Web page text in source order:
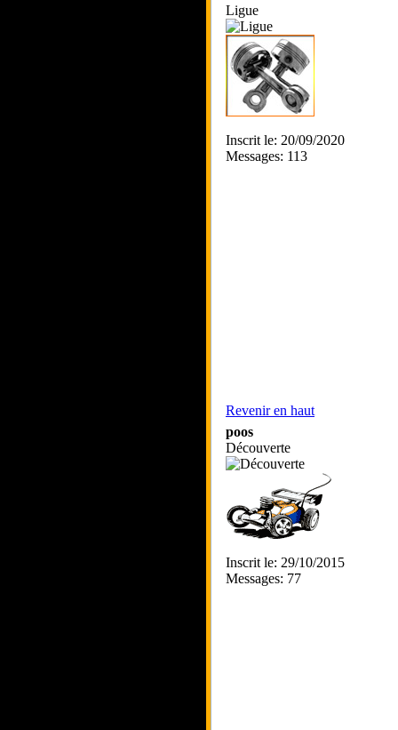
Ligue
Inscrit le: 20/09/2020
Messages: 113
Revenir en haut
poos
Découverte
Inscrit le: 29/10/2015
Messages: 77